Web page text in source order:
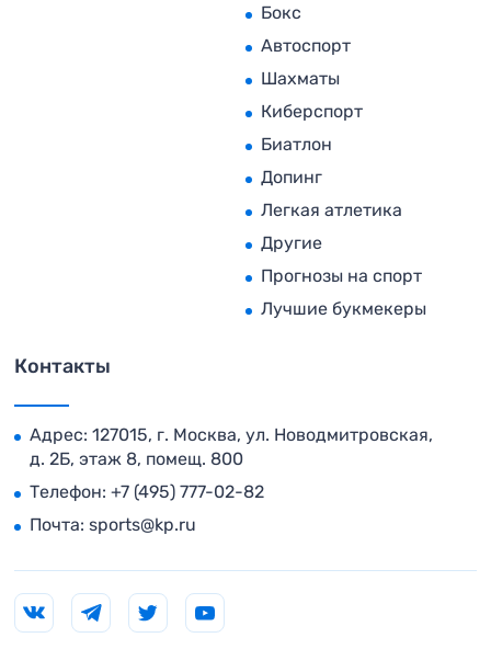
Бокс
Автоспорт
Шахматы
Киберспорт
Биатлон
Допинг
Легкая атлетика
Другие
Прогнозы на спорт
Лучшие букмекеры
Контакты
Адрес: 127015, г. Москва, ул. Новодмитровская,
д. 2Б, этаж 8, помещ. 800
Телефон: +7 (495) 777-02-82
Почта: sports@kp.ru